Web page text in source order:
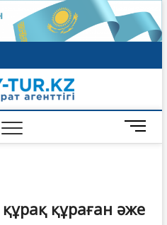
газеті
M
e
t
құраған әже